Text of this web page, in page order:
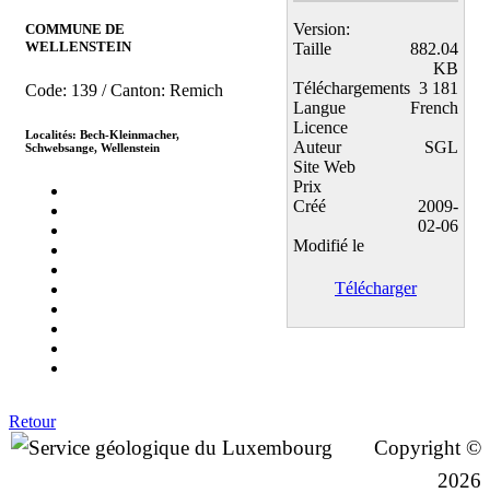
COMMUNE DE
WELLENSTEIN
Code: 139 / Canton: Remich
Localités: Bech-Kleinmacher,
Schwebsange, Wellenstein
Version:
Taille
882.04
KB
Téléchargements 3 181
Langue
French
Licence
Auteur
SGL
Site Web
Prix
Créé
2009-
02-06
Modifié le
Télécharger
Retour
Copyright ©
2026